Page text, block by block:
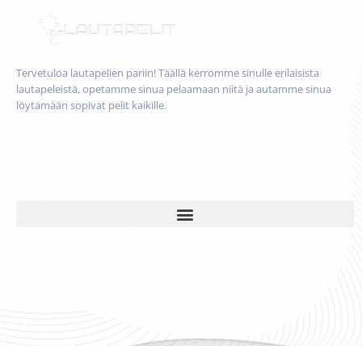
Tervetuloa lautapelien pariin! Täällä kerromme sinulle erilaisista
lautapeleistä, opetamme sinua pelaamaan niitä ja autamme sinua
löytämään sopivat pelit kaikille.